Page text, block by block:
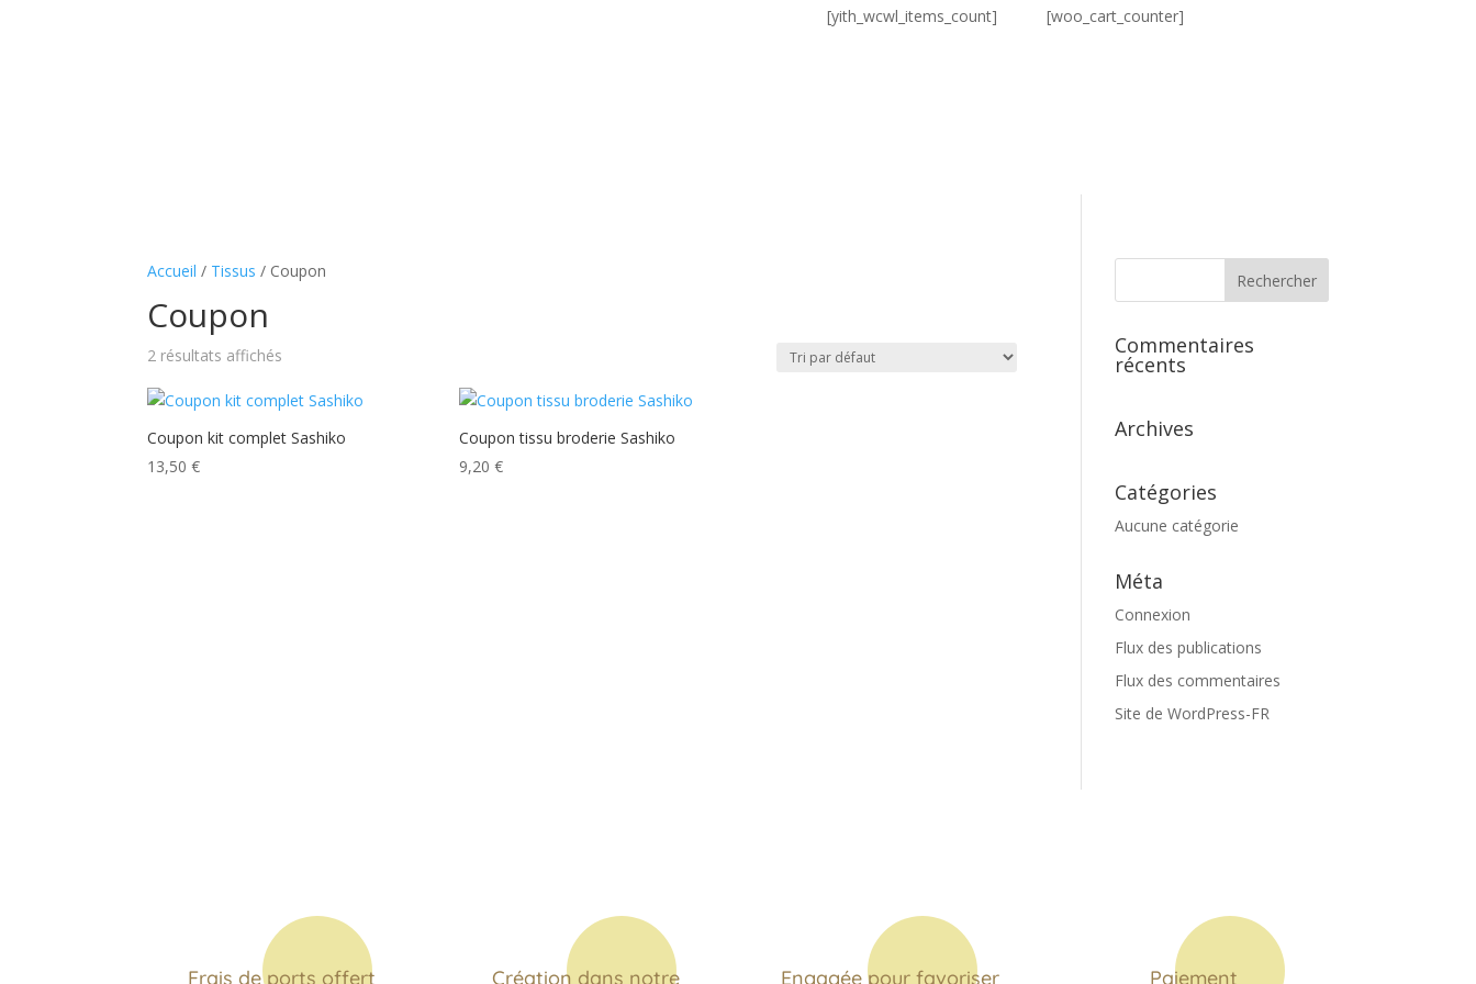
[yith_wcwl_items_count] [woo_cart_counter]
Accueil / Tissus / Coupon
Coupon
2 résultats affichés
Coupon kit complet Sashiko
13,50€
Coupon tissu broderie Sashiko
9,20 €
Commentaires
récents
Archives
Catégories
Aucune catégorie
Méta
Connexion
Flux des publications
Flux des commentaires
Site de WordPress-FR
Frais de ports offert Création dans notre Engagée pour favoriser Paiement